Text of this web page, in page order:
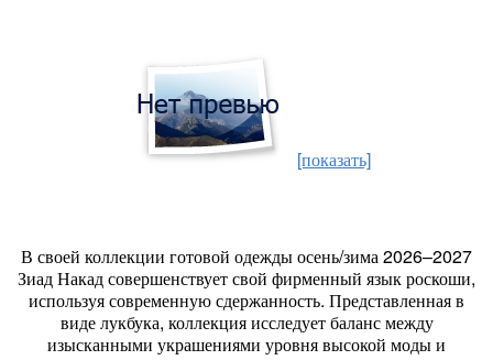
[показать]
В своей коллекции готовой одежды осень/зима 2026–2027
Зиад Накад совершенствует свой фирменный язык роскоши,
используя современную сдержанность. Представленная в
виде лукбука, коллекция исследует баланс между
изысканными украшениями уровня высокой моды и